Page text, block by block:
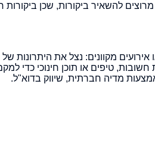
להשאיר ביקורות, שכן
מקוונים: נצל את היתרונות
טיפים או תוכן חינוכי כדי
מדיה חברתית, שיווק בדוא"ל.